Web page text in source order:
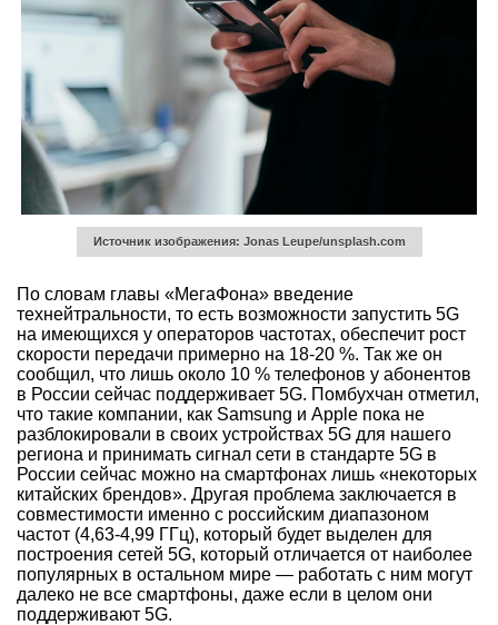
Источник изображения: Jonas Leupe/unsplash.com
По словам главы «МегаФона» введение
технейтральности, то есть возможности запустить 5G
на имеющихся у операторов частотах, обеспечит рост
скорости передачи примерно на 18-20 %. Так же он
сообщил, что лишь около 10 % телефонов у абонентов
в России сейчас поддерживает 5G. Помбухчан отметил,
что такие компании, как Samsung и Apple пока не
разблокировали в своих устройствах 5G для нашего
региона и принимать сигнал сети в стандарте 5G в
России сейчас можно на смартфонах лишь «некоторых
китайских брендов». Другая проблема заключается в
совместимости именно с российским диапазоном
частот (4,63-4,99 ГГц), который будет выделен для
построения сетей 5G, который отличается от наиболее
популярных в остальном мире — работать с ним могут
далеко не все смартфоны, даже если в целом они
поддерживают 5G.